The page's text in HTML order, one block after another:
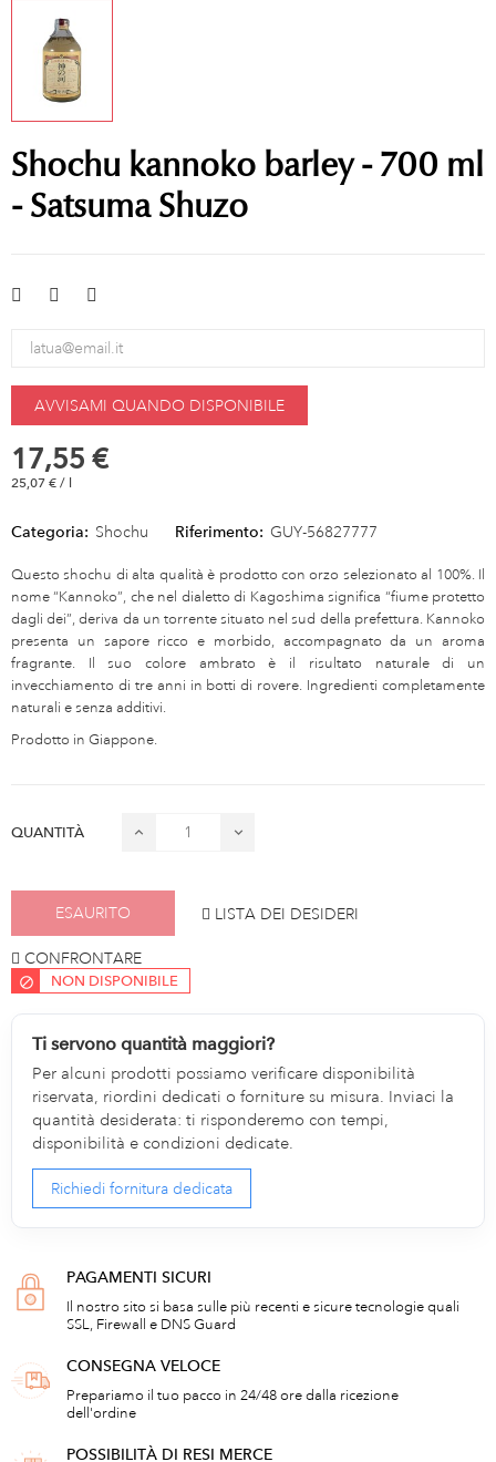
Shochu kannoko barley - 700 ml
- Satsuma Shuzo
AVVISAMI QUANDO DISPONIBILE
17,55 €
25,07 € / l
Categoria: Shochu Riferimento: GUY-56827777
Questo shochu di alta qualità è prodotto con orzo selezionato al 100%. Il
nome “Kannoko”, che nel dialetto di Kagoshima significa “fiume protetto
dagli dei”, deriva da un torrente situato nel sud della prefettura. Kannoko
presenta un sapore ricco e morbido, accompagnato da un aroma
fragrante. Il suo colore ambrato è il risultato naturale di un
invecchiamento di tre anni in botti di rovere. Ingredienti completamente
naturali e senza additivi.
Prodotto in Giappone.
QUANTITÀ
ESAURITO LISTA DEI DESIDERI
CONFRONTARE
NON DISPONIBILE
Ti servono quantità maggiori?
Per alcuni prodotti possiamo verificare disponibilità
riservata, riordini dedicati o forniture su misura. Inviaci la
quantità desiderata: ti risponderemo con tempi,
disponibilità e condizioni dedicate.
Richiedi fornitura dedicata
PAGAMENTI SICURI
Il nostro sito si basa sulle più recenti e sicure tecnologie quali
SSL, Firewall e DNS Guard
CONSEGNA VELOCE
Prepariamo il tuo pacco in 24/48 ore dalla ricezione
dell'ordine
POSSIBILITÀ DI RESI MERCE